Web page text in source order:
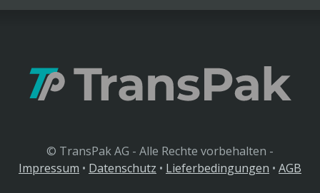
© TransPak AG - Alle Rechte vorbehalten -
Impressum • Datenschutz • Lieferbedingungen • AGB